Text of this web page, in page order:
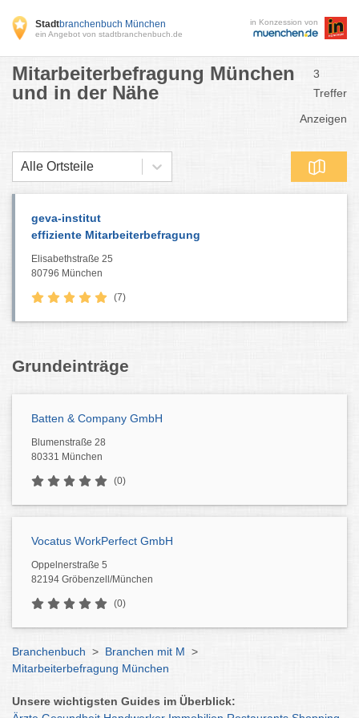
Stadtbranchenbuch München
ein Angebot von stadtbranchenbuch.de
in Konzession von
Mitarbeiterbefragung München
und in der Nähe
3
Treffer
Anzeigen
Alle Ortsteile
geva-institut
effiziente Mitarbeiterbefragung
Elisabethstraße 25
80796 München
(7)
Grundeinträge
Batten & Company GmbH
Blumenstraße 28
80331 München
(0)
Vocatus WorkPerfect GmbH
Oppelnerstraße 5
82194 Gröbenzell/München
(0)
Branchenbuch > Branchen mit M >
Mitarbeiterbefragung München
Unsere wichtigsten Guides im Überblick: